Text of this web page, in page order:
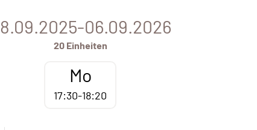
06.09.2026
20 Einheiten
Mo
17:30-18:20